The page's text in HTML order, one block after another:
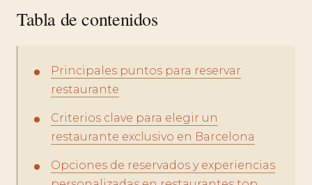
Tabla de contenidos
Principales puntos para reservar
restaurante
Criterios clave para elegir un
restaurante exclusivo en Barcelona
Opciones de reservados y experiencias